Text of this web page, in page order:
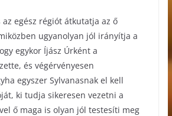
egész régiót átkutatja az ő
ugyanolyan jól irányítja a
egykor Íjász Úrként a
és végérvényesen
egyszer Sylvanasnak el kell
ki tudja sikeresen vezetni a
ő maga is olyan jól testesíti meg